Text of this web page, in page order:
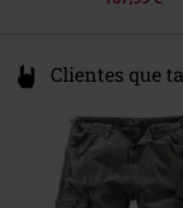
Clientes que